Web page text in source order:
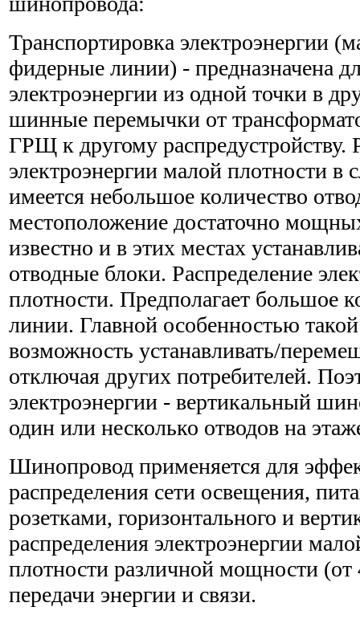
Транспортировка электроэнергии
фидерные линии) - предназначена
электроэнергии из одной точки в
шинные перемычки от
ГРЩ к другому распредустройству.
электроэнергии малой плотности в
имеется небольшое количество
местоположение достаточно
известно и в этих местах
отводные блоки. Распределение
плотности. Предполагает большое
линии. Главной особенностью
возможность устанавливать/
отключая других потребителей.
электроэнергии - вертикальный
один или несколько отводов на
Шинопровод применяется для
распределения сети освещения,
розетками, горизонтального и
распределения электроэнергии
плотности различной мощности
передачи энергии и связи.